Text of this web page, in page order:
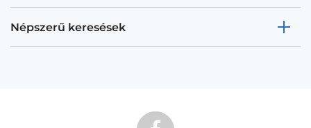
Népszerű keresések